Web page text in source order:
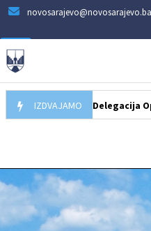
novosarajevo@novosarajevo.ba
IZDVAJAMO
07.08.2026 Delegacija Općine